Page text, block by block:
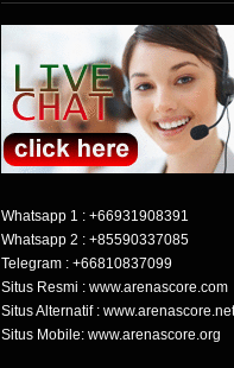
Whatsapp 1 : +66931908391
Whatsapp 2 : +85590337085
Telegram : +66810837099
Situs Resmi : www.arenascore.com
Situs Alternatif : www.arenascore.net
Situs Mobile: www.arenascore.org